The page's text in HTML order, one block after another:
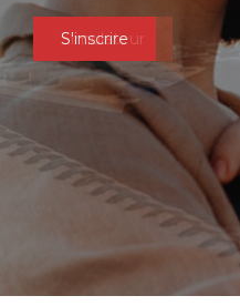
S'inscrire
Simulateur